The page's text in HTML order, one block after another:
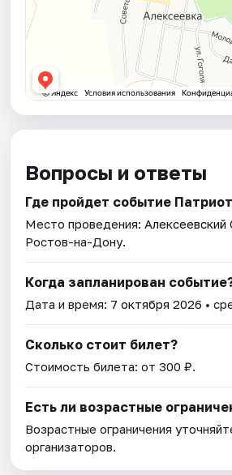
Вопросы и ответы
Где пройдет событие
Место проведения:
Ростов-на-Дону.
Когда запланирован
Дата и время: 7 октября 2026 •
Сколько стоит билет?
Стоимость билета: от 300 ₽.
Есть ли возрастные
Возрастные ограничения
организаторов.